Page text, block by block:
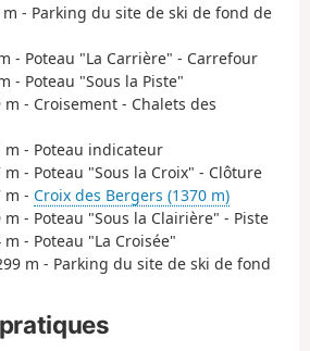
m - Parking du site de ski de fond de
- Poteau "La Carrière" - Carrefour
- Poteau "Sous la Piste"
m - Croisement - Chalets des
m - Poteau indicateur
m - Poteau "Sous la Croix" - Clôture
m - Croix des Bergers (1370 m)
m - Poteau "Sous la Clairière" - Piste
- Poteau "La Croisée"
m - Parking du site de ski de fond